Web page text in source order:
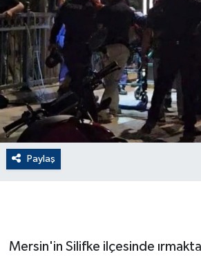
Paylaş
Mersin'in Silifke ilçesinde
Dış Haberler
Dünya
EĞİTİM
English News
Flaş Haber